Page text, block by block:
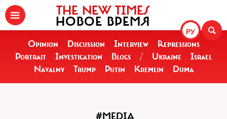
РУ
THE NEW TIMES
НОВОЕ ВРЕМЯ
Opinion Discussion Interview
Repressions
Portrait
Investigation Blogs / Ukraine
Israel
Navalny
Trump Putin Kremlin Duma
#MEDIA